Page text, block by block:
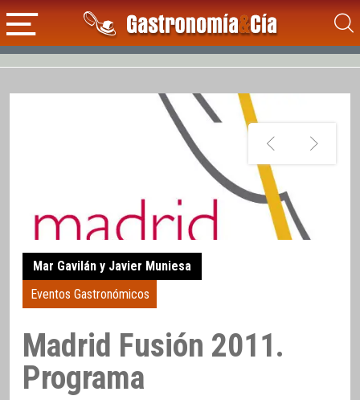
Mar Gavilán y Javier Muniesa
Eventos Gastronómicos
Madrid Fusión 2011.
Programa